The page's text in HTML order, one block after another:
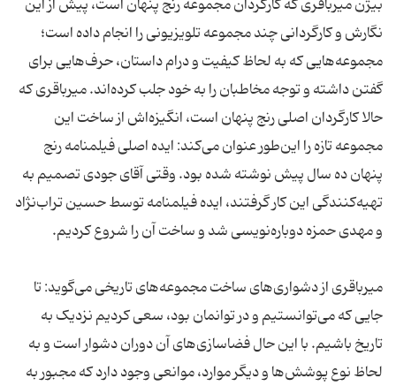
بیژن میرباقری که کارگردان مجموعه رنج پنهان است، پیش از این
نگارش و کارگردانی چند مجموعه تلویزیونی را انجام داده است؛
مجموعه‌هایی که به لحاظ کیفیت و درام داستان، حرف‌هایی برای
گفتن داشته و توجه مخاطبان را به خود جلب کرده‌اند. میرباقری که
حالا کارگردان اصلی رنج پنهان است، انگیزه‌اش از ساخت این
مجموعه تازه را این‌طور عنوان می‌کند: ایده اصلی فیلمنامه رنج
پنهان ده سال پیش نوشته شده بود. وقتی آقای جودی تصمیم به
تهیه‌کنندگی این کار گرفتند، ایده فیلمنامه توسط حسین تراب‌نژاد
و مهدی حمزه دوباره‌نویسی شد و ساخت آن را شروع کردیم.
میرباقری از دشواری‌های ساخت مجموعه‌های تاریخی می‌گوید: تا
جایی که می‌توانستیم و در توانمان بود، سعی کردیم نزدیک به
تاریخ باشیم. با این حال فضاسازی‌های آن دوران دشوار است و به
لحاظ نوع پوشش‌ها و دیگر موارد، موانعی وجود دارد که مجبور به